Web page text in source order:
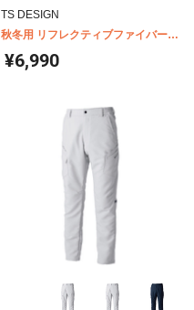
TS DESIGN
秋冬用 リフレクティブファイバーダ
ウンカーゴパンツ
¥6,990